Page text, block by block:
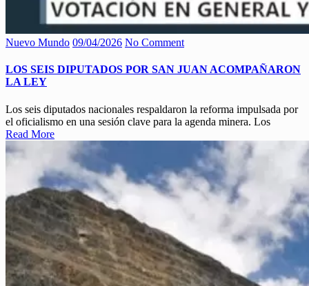
Nuevo Mundo 09/04/2026 No Comment
LOS SEIS DIPUTADOS POR SAN JUAN ACOMPAÑARON
LA LEY
Los seis diputados nacionales respaldaron la reforma impulsada por
el oficialismo en una sesión clave para la agenda minera. Los
Read More